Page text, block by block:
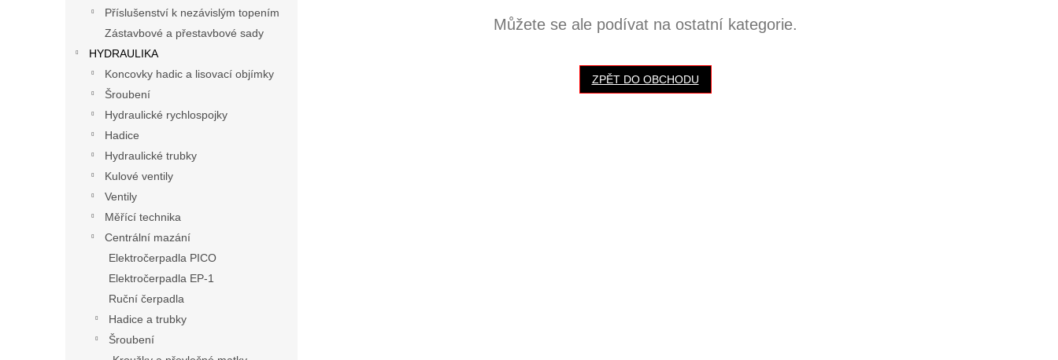
Příslušenství k nezávislým topením
Zástavbové a přestavbové sady
HYDRAULIKA
Koncovky hadic a lisovací objímky
Šroubení
Hydraulické rychlospojky
Hadice
Hydraulické trubky
Kulové ventily
Ventily
Měřící technika
Centrální mazání
Elektročerpadla PICO
Elektročerpadla EP-1
Ruční čerpadla
Hadice a trubky
Šroubení
Můžete se ale podívat na ostatní kategorie.
ZPĚT DO OBCHODU